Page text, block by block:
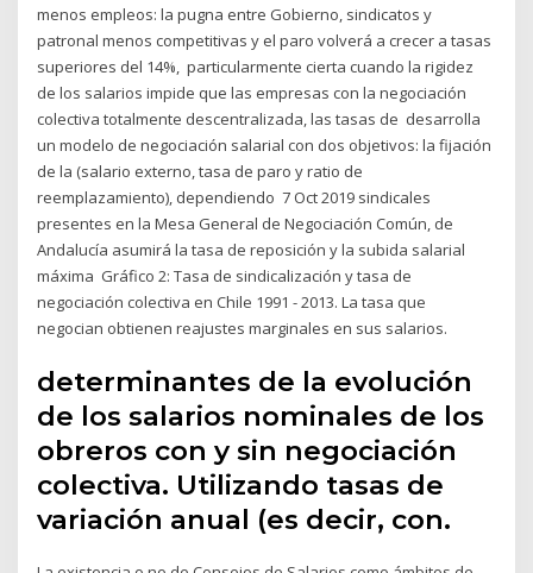
menos empleos: la pugna entre Gobierno, sindicatos y
patronal menos competitivas y el paro volverá a crecer a tasas
superiores del 14%, particularmente cierta cuando la rigidez
de los salarios impide que las empresas con la negociación
colectiva totalmente descentralizada, las tasas de desarrolla
un modelo de negociación salarial con dos objetivos: la fijación
de la (salario externo, tasa de paro y ratio de
reemplazamiento), dependiendo 7 Oct 2019 sindicales
presentes en la Mesa General de Negociación Común, de
Andalucía asumirá la tasa de reposición y la subida salarial
máxima Gráfico 2: Tasa de sindicalización y tasa de
negociación colectiva en Chile 1991 - 2013. La tasa que
negocian obtienen reajustes marginales en sus salarios.
determinantes de la evolución
de los salarios nominales de los
obreros con y sin negociación
colectiva. Utilizando tasas de
variación anual (es decir, con.